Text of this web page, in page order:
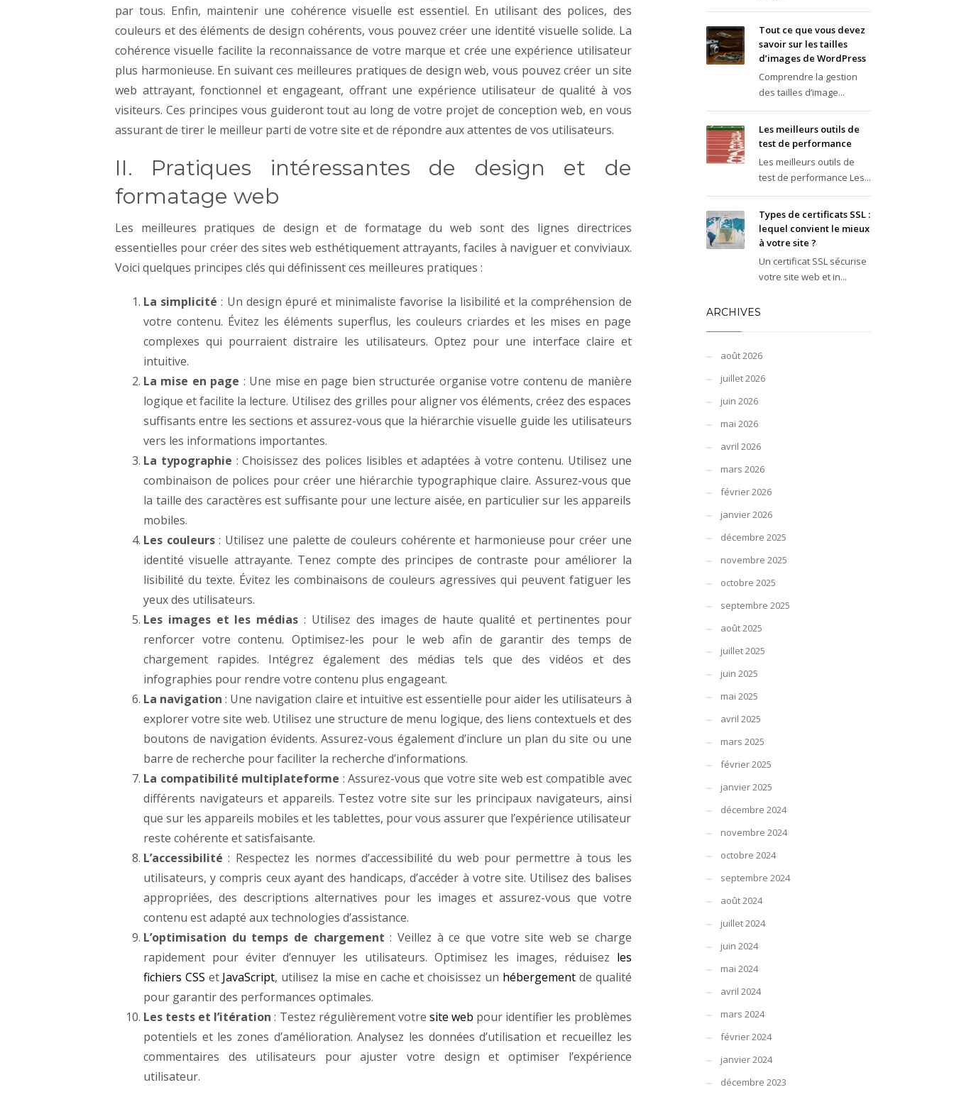
par tous. Enfin, maintenir une cohérence visuelle est essentiel. En utilisant des polices, des
couleurs et des éléments de design cohérents, vous pouvez créer une identité visuelle solide. La
cohérence visuelle facilite la reconnaissance de votre marque et crée une expérience utilisateur
plus harmonieuse. En suivant ces meilleures pratiques de design web, vous pouvez créer un site
web attrayant, fonctionnel et engageant, offrant une expérience utilisateur de qualité à vos
visiteurs. Ces principes vous guideront tout au long de votre projet de conception web, en vous
assurant de tirer le meilleur parti de votre site et de répondre aux attentes de vos utilisateurs.
II. Pratiques intéressantes de design et de
formatage web
Les meilleures pratiques de design et de formatage du web sont des lignes directrices
essentielles pour créer des sites web esthétiquement attrayants, faciles à naviguer et conviviaux.
Voici quelques principes clés qui définissent ces meilleures pratiques :
La simplicité : Un design épuré et minimaliste favorise la lisibilité et la compréhension de
votre contenu. Évitez les éléments superflus, les couleurs criardes et les mises en page
complexes qui pourraient distraire les utilisateurs. Optez pour une interface claire et
intuitive.
La mise en page : Une mise en page bien structurée organise votre contenu de manière
logique et facilite la lecture. Utilisez des grilles pour aligner vos éléments, créez des espaces
suffisants entre les sections et assurez-vous que la hiérarchie visuelle guide les utilisateurs
vers les informations importantes.
La typographie : Choisissez des polices lisibles et adaptées à votre contenu. Utilisez une
combinaison de polices pour créer une hiérarchie typographique claire. Assurez-vous que
la taille des caractères est suffisante pour une lecture aisée, en particulier sur les appareils
mobiles.
Les couleurs: Utilisez une palette de couleurs cohérente et harmonieuse pour créer une
identité visuelle attrayante. Tenez compte des principes de contraste pour améliorer la
lisibilité du texte. Évitez les combinaisons de couleurs agressives qui peuvent fatiguer les
yeux des utilisateurs.
Les images et les médias : Utilisez des images de haute qualité et pertinentes pour
renforcer votre contenu. Optimisez-les pour le web afin de garantir des temps de
chargement rapides. Intégrez également des médias tels que des vidéos et des
infographies pour rendre votre contenu plus engageant.
La navigation : Une navigation claire et intuitive est essentielle pour aider les utilisateurs à
explorer votre site web. Utilisez une structure de menu logique, des liens contextuels et des
boutons de navigation évidents. Assurez-vous également d’inclure un plan du site ou une
barre de recherche pour faciliter la recherche d’informations.
La compatibilité multiplateforme : Assurez-vous que votre site web est compatible avec
différents navigateurs et appareils. Testez votre site sur les principaux navigateurs, ainsi
que sur les appareils mobiles et les tablettes, pour vous assurer que l’expérience utilisateur
reste cohérente et satisfaisante.
L’accessibilité: Respectez les normes d’accessibilité du web pour permettre à tous les
utilisateurs, y compris ceux ayant des handicaps, d’accéder à votre site. Utilisez des balises
appropriées, des descriptions alternatives pour les images et assurez-vous que votre
contenu est adapté aux technologies d’assistance.
L’optimisation du temps de chargement: Veillez à ce que votre site web se charge
rapidement pour éviter d’ennuyer les utilisateurs. Optimisez les images, réduisez les
fichiers CSS et JavaScript, utilisez la mise en cache et choisissez un hébergementde qualité
pour garantir des performances optimales.
Les tests et l’itération : Testez régulièrement votre site web pour identifier les problèmes
potentiels et les zones d’amélioration. Analysez les données d’utilisation et recueillez les
commentaires des utilisateurs pour ajuster votre design et optimiser l’expérience
utilisateur.
Tout ce que vous devez
savoir sur les tailles
d’images de WordPress
Comprendre la gestion
des tailles d’image...
Les meilleurs outils de
test de performance
Les meilleurs outils de
test de performance Les...
Types de certificats SSL :
lequel convient le mieux
à votre site ?
Un certificat SSL sécurise
votre site web et in...
ARCHIVES
août 2026
juillet 2026
juin 2026
mai 2026
avril 2026
mars 2026
février 2026
janvier 2026
décembre 2025
novembre 2025
octobre 2025
septembre 2025
août 2025
juillet 2025
juin 2025
mai 2025
avril 2025
mars 2025
février 2025
janvier 2025
décembre 2024
novembre 2024
octobre 2024
septembre 2024
août 2024
juillet 2024
juin 2024
mai 2024
avril 2024
mars 2024
février 2024
janvier 2024
décembre 2023